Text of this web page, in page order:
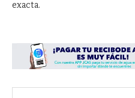
exacta.